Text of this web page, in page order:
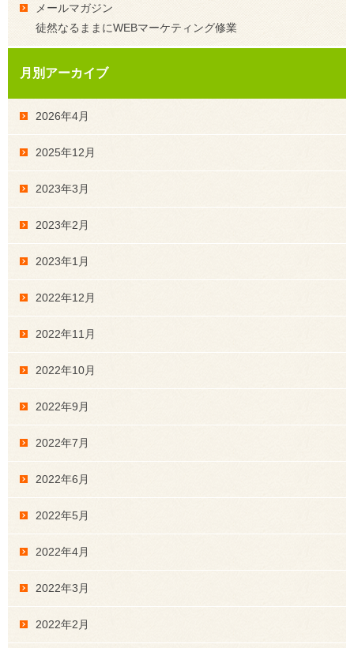
メールマガジン
徒然なるままにWEBマーケティング修業
月別アーカイブ
2026年4月
2025年12月
2023年3月
2023年2月
2023年1月
2022年12月
2022年11月
2022年10月
2022年9月
2022年7月
2022年6月
2022年5月
2022年4月
2022年3月
2022年2月